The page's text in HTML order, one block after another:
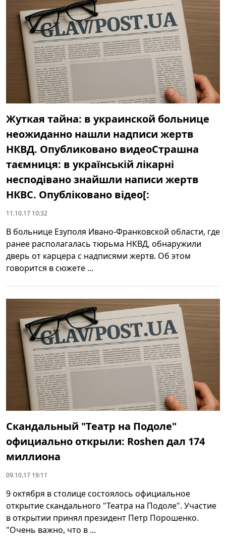
Жуткая тайна: в украинской больнице
неожиданно нашли надписи жертв
НКВД. Опубликовано видеоСтрашна
таємниця: в українській лікарні
несподівано знайшли написи жертв
НКВС. Опубліковано відео[:
11.10.17 10:32
В больнице Езуполя Ивано-Франковской области, где
ранее располагалась тюрьма НКВД, обнаружили
дверь от карцера с надписями жертв. Об этом
говорится в сюжете ...
Скандальный "Театр на Подоле"
официально открыли: Roshen дал 174
миллиона
09.10.17 19:11
9 октября в столице состоялось официальное
открытие скандального "Театра на Подоле". Участие
в открытии принял президент Петр Порошенко.
"Очень важно, что в ...